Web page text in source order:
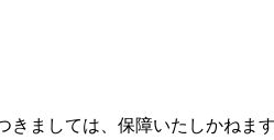
ましては、保障いたしかねます